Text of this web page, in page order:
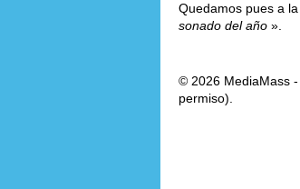
Quedamos pues a
sonado del año ».
© 2026 MediaMass
permiso).